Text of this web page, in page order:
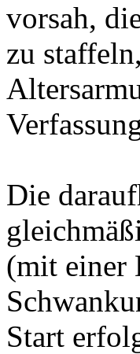
vorsah,
zu
Die
(mit einer
Start